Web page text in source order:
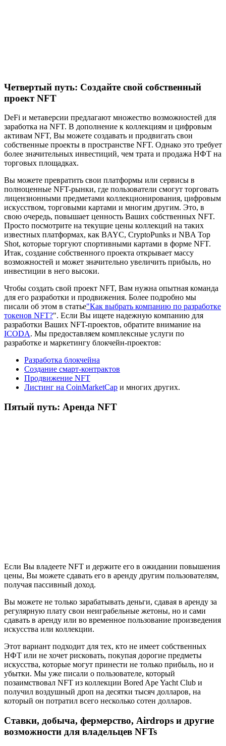
Четвертый путь: Создайте свой собственный
проект NFT
DeFi и метаверсии предлагают множество возможностей для
заработка на NFT. В дополнение к коллекциям и цифровым
активам NFT, Вы можете создавать и продвигать свои
собственные проекты в пространстве NFT. Однако это требует
более значительных инвестиций, чем трата и продажа НФТ на
торговых площадках.
Вы можете превратить свои платформы или сервисы в
полноценные NFT-рынки, где пользователи смогут торговать
лицензионными предметами коллекционирования, цифровым
искусством, торговыми картами и многим другим. Это, в
свою очередь, повышает ценность Ваших собственных NFT.
Просто посмотрите на текущие цены коллекций на таких
известных платформах, как BAYC, CryptoPunks и NBA Top
Shot, которые торгуют спортивными картами в форме NFT.
Итак, создание собственного проекта открывает массу
возможностей и может значительно увеличить прибыль, но
инвестиции в него высоки.
Чтобы создать свой проект NFT, Вам нужна опытная команда
для его разработки и продвижения. Более подробно мы
писали об этом в статье"Как выбрать компанию по разработке
токенов NFT?". Если Вы ищете надежную компанию для
разработки Ваших NFT-проектов, обратите внимание на
ICODA. Мы предоставляем комплексные услуги по
разработке и маркетингу блокчейн-проектов:
Разработка блокчейна
Создание смарт-контрактов
Продвижение NFT
Листинг на CoinMarketCap и многих других.
Пятый путь: Аренда NFT
Если Вы владеете NFT и держите его в ожидании повышения
цены, Вы можете сдавать его в аренду другим пользователям,
получая пассивный доход.
Вы можете не только зарабатывать деньги, сдавая в аренду за
регулярную плату свои неиграбельные жетоны, но и сами
сдавать в аренду или во временное пользование произведения
искусства или коллекции.
Этот вариант подходит для тех, кто не имеет собственных
НФТ или не хочет рисковать, покупая дорогие предметы
искусства, которые могут принести не только прибыль, но и
убытки. Мы уже писали о пользователе, который
позаимствовал NFT из коллекции Bored Ape Yacht Club и
получил воздушный дроп на десятки тысяч долларов, на
который он потратил всего несколько сотен долларов.
Ставки, добыча, фермерство, Airdrops и другие
возможности для владельцев NFTs